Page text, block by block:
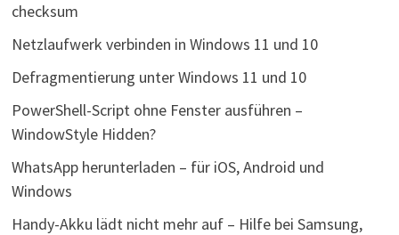
checksum
Netzlaufwerk verbinden in Windows 11 und 10
Defragmentierung unter Windows 11 und 10
PowerShell-Script ohne Fenster ausführen –
WindowStyle Hidden?
WhatsApp herunterladen – für iOS, Android und
Windows
Handy-Akku lädt nicht mehr auf – Hilfe bei Samsung,